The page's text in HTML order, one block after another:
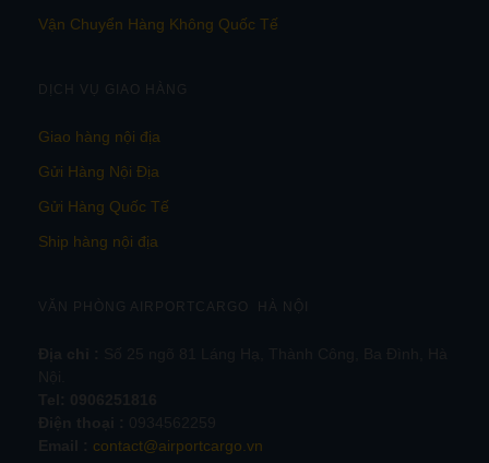
Vận Chuyển Hàng Không Quốc Tế
DỊCH VỤ GIAO HÀNG
Giao hàng nội địa
Gửi Hàng Nội Địa
Gửi Hàng Quốc Tế
Ship hàng nội địa
VĂN PHÒNG AIRPORTCARGO HÀ NỘI
contact@airportcargo.vn